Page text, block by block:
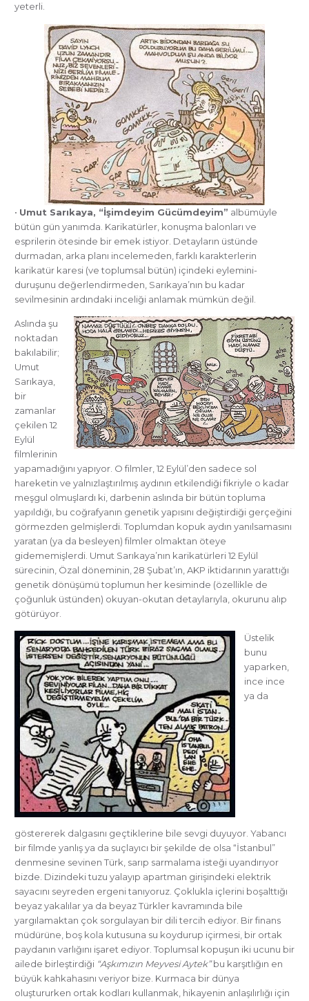
yeterli.
• Umut Sarıkaya, “İşimdeyim Gücümdeyim” albümüyle
bütün gün yanımda. Karikatürler, konuşma balonları ve
esprilerin ötesinde bir emek istiyor. Detayların üstünde
durmadan, arka planı incelemeden, farklı karakterlerin
karikatür karesi (ve toplumsal bütün) içindeki eylemini-
duruşunu değerlendirmeden, Sarıkaya’nın bu kadar
sevilmesinin ardındaki inceliği anlamak mümkün değil.
Aslında şu
noktadan
bakılabilir;
Umut
Sarıkaya,
bir
zamanlar
çekilen 12
Eylül
filmlerinin
yapamadığını yapıyor. O filmler, 12 Eylül’den sadece sol
hareketin ve yalnızlaştırılmış aydının etkilendiği fikriyle o kadar
meşgul olmuşlardı ki, darbenin aslında bir bütün topluma
yapıldığı, bu coğrafyanın genetik yapısını değiştirdiği gerçeğini
görmezden gelmişlerdi. Toplumdan kopuk aydın yanılsamasını
yaratan (ya da besleyen) filmler olmaktan öteye
gidememişlerdi. Umut Sarıkaya’nın karikatürleri 12 Eylül
sürecinin, Özal döneminin, 28 Şubat’ın, AKP iktidarının yarattığı
genetik dönüşümü toplumun her kesiminde (özellikle de
çoğunluk üstünden) okuyan-okutan detaylarıyla, okurunu alıp
götürüyor.
Üstelik
bunu
yaparken,
ince ince
ya da
göstererek dalgasını geçtiklerine bile sevgi duyuyor. Yabancı
bir filmde yanlış ya da suçlayıcı bir şekilde de olsa “İstanbul”
denmesine sevinen Türk, sarıp sarmalama isteği uyandırıyor
bizde. Dizindeki tuzu yalayıp apartman girişindeki elektrik
sayacını seyreden ergeni tanıyoruz. Çoklukla içlerini boşalttığı
beyaz yakalılar ya da beyaz Türkler kavramında bile
yargılamaktan çok sorgulayan bir dili tercih ediyor. Bir finans
müdürüne, boş kola kutusuna su koydurup içirmesi, bir ortak
paydanın varlığını işaret ediyor. Toplumsal kopuşun iki ucunu bir
ailede birleştirdiği “Aşkımızın Meyvesi Aytek”bu karşıtlığın en
büyük kahkahasını veriyor bize. Kurmaca bir dünya
oluştururken ortak kodları kullanmak, hikayenin anlaşılırlığı için